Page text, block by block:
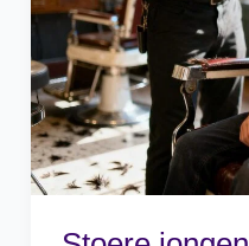
voor
Keuze